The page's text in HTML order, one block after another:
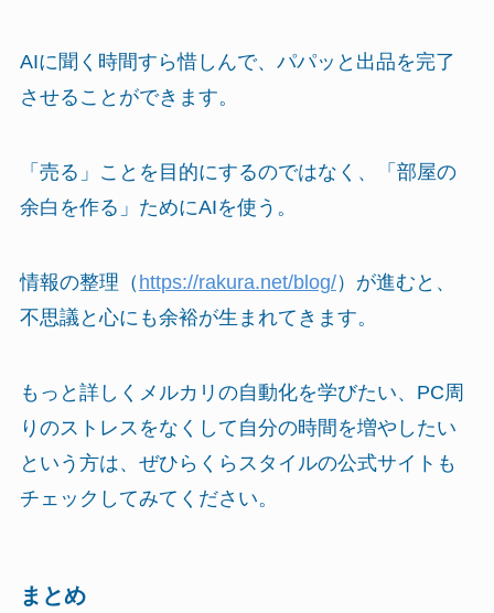
AIに聞く時間すら惜しんで、パパッと出品を完了
させることができます。
「売る」ことを目的にするのではなく、「部屋の
余白を作る」ためにAIを使う。
情報の整理（ https://rakura.net/blog/）が進むと、
不思議と心にも余裕が生まれてきます。
もっと詳しくメルカリの自動化を学びたい、PC周
りのストレスをなくして自分の時間を増やしたい
という方は、ぜひらくらスタイルの公式サイトも
チェックしてみてください。
まとめ